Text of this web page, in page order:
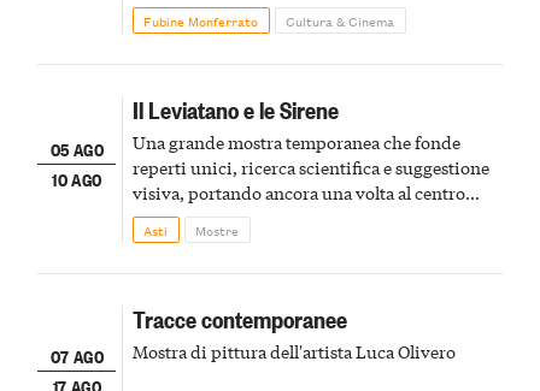
Fubine Monferrato Cultura & Cinema
05 AGO
10 AGO
Il Leviatano e le Sirene
Una grande mostra temporanea che fonde
reperti unici, ricerca scientifica e suggestione
visiva, portando ancora una volta al centro
della scena le meraviglie del passato astigiano
Asti Mostre
07 AGO
Tracce contemporanee
Mostra di pittura dell'artista Luca Olivero